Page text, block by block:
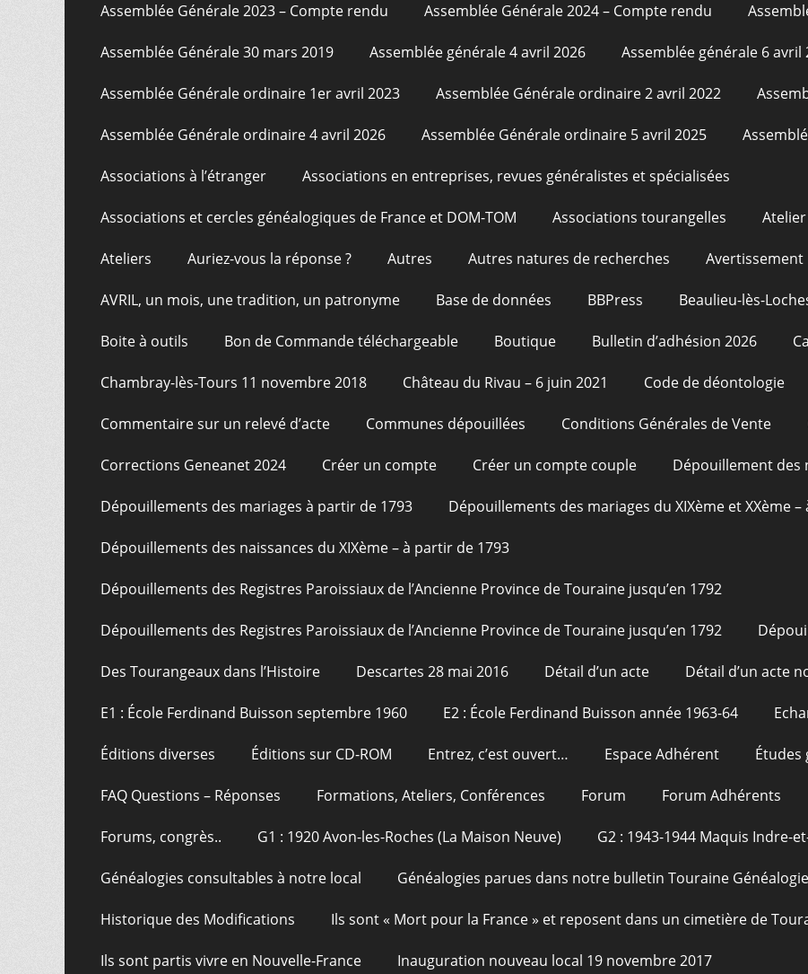
Assemblée Générale 2023 – Compte rendu Assemblée Générale 2024 – Compte rendu
Assemblée Générale 30 mars 2019 Assemblée générale 4 avril 2026 Assemblée générale 6 avril
Assemblée Générale ordinaire 1er avril 2023 Assemblée Générale ordinaire 2 avril 2022
Assemblée Générale ordinaire 4 avril 2026 Assemblée Générale ordinaire 5 avril 2025
Associations à l’étranger Associations en entreprises, revues généralistes et spécialisées
Associations et cercles généalogiques de France et DOM-TOM Associations tourangelles
Ateliers Auriez-vous la réponse ? Autres Autres natures de recherches Avertissement
AVRIL, un mois, une tradition, un patronyme Base de données BBPress Beaulieu-lès-
Boite à outils Bon de Commande téléchargeable Boutique Bulletin d’adhésion 2026
Chambray-lès-Tours 11 novembre 2018 Château du Rivau – 6 juin 2021 Code de déontologie
Commentaire sur un relevé d’acte Communes dépouillées Conditions Générales de Vente
Corrections Geneanet 2024 Créer un compte Créer un compte couple Dépouillement des
Dépouillements des mariages à partir de 1793 Dépouillements des mariages du XIXème et XXème
Dépouillements des naissances du XIXème – à partir de 1793
Dépouillements des Registres Paroissiaux de l’Ancienne Province de Touraine jusqu’en 1792
Dépouillements des Registres Paroissiaux de l’Ancienne Province de Touraine jusqu’en 1792
Des Tourangeaux dans l’Histoire Descartes 28 mai 2016 Détail d’un acte Détail d’un acte
E1 : École Ferdinand Buisson septembre 1960 E2 : École Ferdinand Buisson année 1963-64
Éditions diverses Éditions sur CD-ROM Entrez, c’est ouvert… Espace Adhérent Études
FAQ Questions – Réponses Formations, Ateliers, Conférences Forum Forum Adhérents
Forums, congrès.. G1 : 1920 Avon-les-Roches (La Maison Neuve) G2 : 1943-1944 Maquis Indre-
Généalogies consultables à notre local Généalogies parues dans notre bulletin Touraine Généalogie
Historique des Modifications Ils sont « Mort pour la France » et reposent dans un cimetière de
Ils sont partis vivre en Nouvelle-France Inauguration nouveau local 19 novembre 2017